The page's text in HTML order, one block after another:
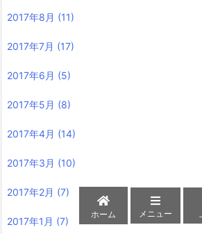
2017年8月 (11)
2017年7月 (17)
2017年6月 (5)
2017年5月 (8)
2017年4月 (14)
2017年3月 (10)
2017年2月 (7)
2017年1月 (7)
ホーム メニュー